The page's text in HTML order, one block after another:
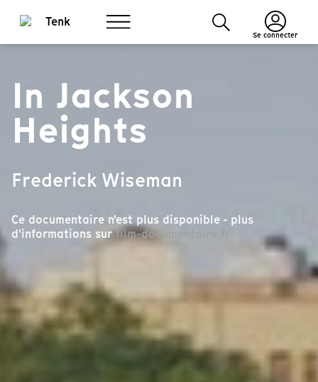
Se connecter
In Jackson
Heights
Frederick Wiseman
Ce documentaire n'est plus disponible - plus
d'informations surfilm-documentaire.fr